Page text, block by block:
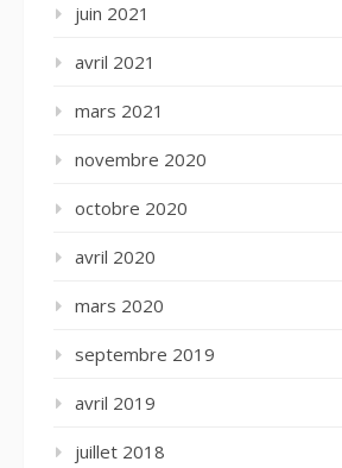
juin 2021
avril 2021
mars 2021
novembre 2020
octobre 2020
avril 2020
mars 2020
septembre 2019
avril 2019
juillet 2018